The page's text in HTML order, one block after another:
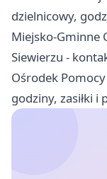
dzielnicowy,
Miejsko-Gminne
Siewierzu -
Ośrodek
godziny, zasiłki i